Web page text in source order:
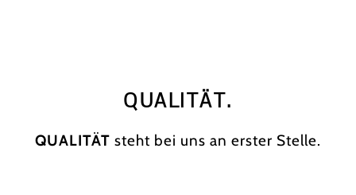
QUALITÄT.
QUALITÄT steht bei uns an erster Stelle.